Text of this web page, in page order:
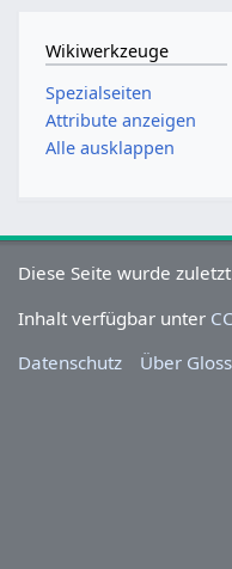
Wikiwerkzeuge
Spezialseiten
Attribute anzeigen
Alle ausklappen
Diese Seite wurde
Inhalt verfügbar unter
Datenschutz
Über